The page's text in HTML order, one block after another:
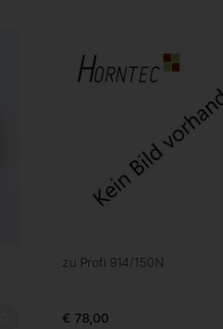
zu Profi 914/150N
€ 78,00